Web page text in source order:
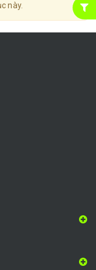
này.